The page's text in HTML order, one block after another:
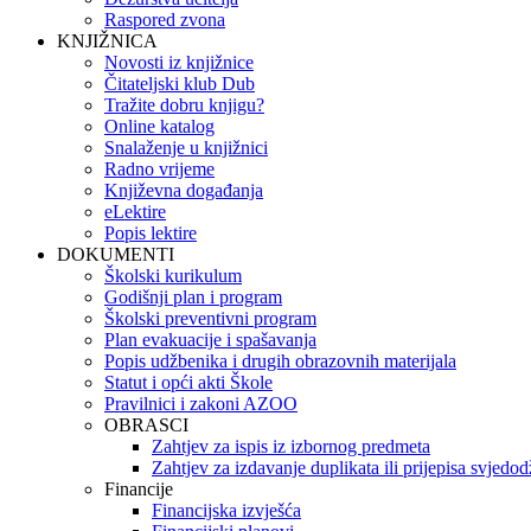
Raspored zvona
KNJIŽNICA
Novosti iz knjižnice
Čitateljski klub Dub
Tražite dobru knjigu?
Online katalog
Snalaženje u knjižnici
Radno vrijeme
Književna događanja
eLektire
Popis lektire
DOKUMENTI
Školski kurikulum
Godišnji plan i program
Školski preventivni program
Plan evakuacije i spašavanja
Popis udžbenika i drugih obrazovnih materijala
Statut i opći akti Škole
Pravilnici i zakoni AZOO
OBRASCI
Zahtjev za ispis iz izbornog predmeta
Zahtjev za izdavanje duplikata ili prijepisa
Financije
Financijska izvješća